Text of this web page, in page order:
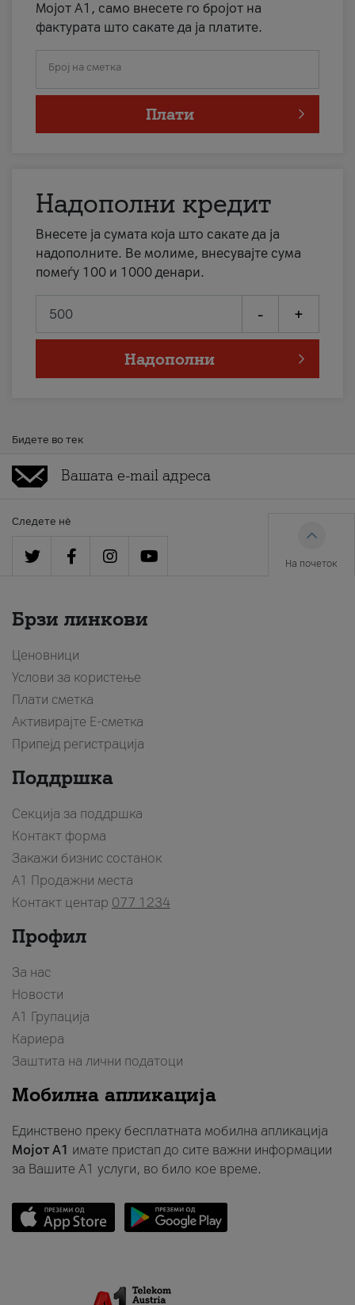
Мојот А1, само внесете го бројот на
фактурата што сакате да ја платите.
Број на сметка
Плати
Надополни кредит
Внесете ја сумата која што сакате да ја
надополните. Ве молиме, внесувајте сума
помеѓу 100 и 1000 денари.
- +
Надополни
Бидете во тек
Следете нè
На почеток
Брзи линкови
Ценовници
Услови за користење
Плати сметка
Активирајте Е-сметка
Припејд регистрација
Поддршка
Секција за поддршка
Контакт форма
Закажи бизнис состанок
A1 Продажни места
Контакт центар 077 1234
Профил
За нас
Новости
А1 Групација
Кариера
Заштита на лични податоци
Мобилна апликација
Единствено преку бесплатната мобилна апликација
Мојот A1 имате пристап до сите важни информации
за Вашите A1 услуги, во било кое време.